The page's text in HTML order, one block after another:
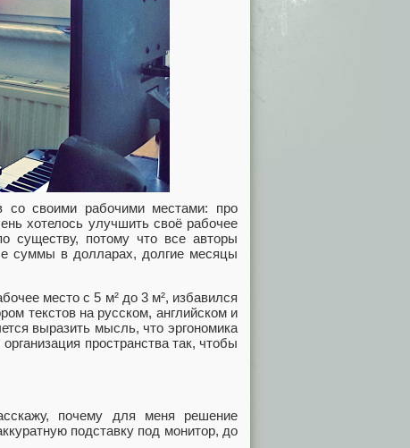
со своими рабочими местами: про
хотелось улучшить своё рабочее
существу, потому что все авторы
суммы в долларах, долгие месяцы
место с 5 м² до 3 м², избавился
текстов на русском, английском и
выразить мысль, что эргономика
пространства так, чтобы
почему для меня решение
подставку под монитор, до